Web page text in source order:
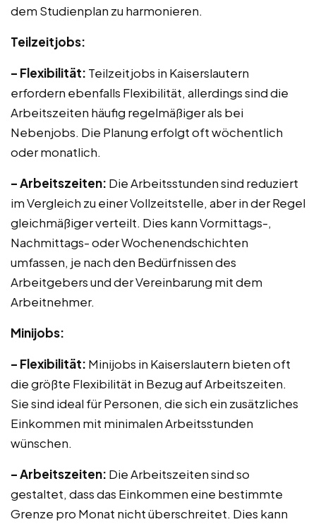
dem Studienplan zu harmonieren.
Teilzeitjobs:
– Flexibilität: Teilzeitjobs in Kaiserslautern
erfordern ebenfalls Flexibilität, allerdings sind die
Arbeitszeiten häufig regelmäßiger als bei
Nebenjobs. Die Planung erfolgt oft wöchentlich
oder monatlich.
– Arbeitszeiten: Die Arbeitsstunden sind reduziert
im Vergleich zu einer Vollzeitstelle, aber in der Regel
gleichmäßiger verteilt. Dies kann Vormittags-,
Nachmittags- oder Wochenendschichten
umfassen, je nach den Bedürfnissen des
Arbeitgebers und der Vereinbarung mit dem
Arbeitnehmer.
Minijobs:
– Flexibilität: Minijobs in Kaiserslautern bieten oft
die größte Flexibilität in Bezug auf Arbeitszeiten.
Sie sind ideal für Personen, die sich ein zusätzliches
Einkommen mit minimalen Arbeitsstunden
wünschen.
– Arbeitszeiten: Die Arbeitszeiten sind so
gestaltet, dass das Einkommen eine bestimmte
Grenze pro Monat nicht überschreitet. Dies kann